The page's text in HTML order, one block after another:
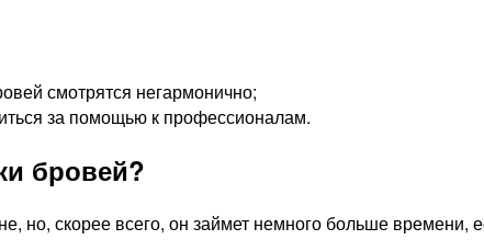
смотрятся негармонично;
за помощью к профессионалам.
бровей?
но, скорее всего, он займет немного больше времени,